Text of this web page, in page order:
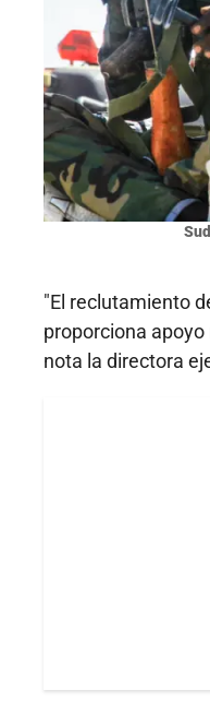
"El reclutamiento
proporciona
nota la directora